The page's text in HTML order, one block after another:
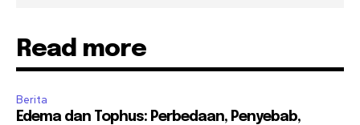
Read more
Berita
Edema dan Tophus: Perbedaan, Penyebab,